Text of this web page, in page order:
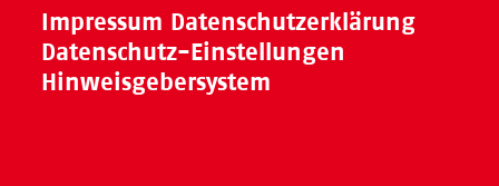
Impressum Datenschutzerklärung
Datenschutz-Einstellungen
Hinweisgebersystem